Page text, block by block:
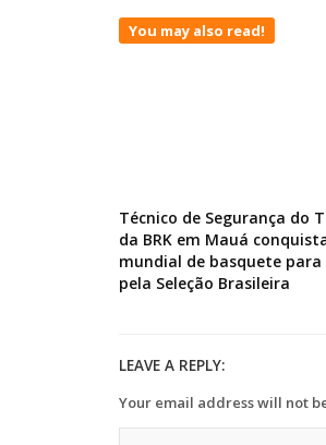
You may also read!
Técnico de Segurança do
da BRK em Mauá
mundial de basquete para
pela Seleção Brasileira
LEAVE A REPLY:
Your email address will not